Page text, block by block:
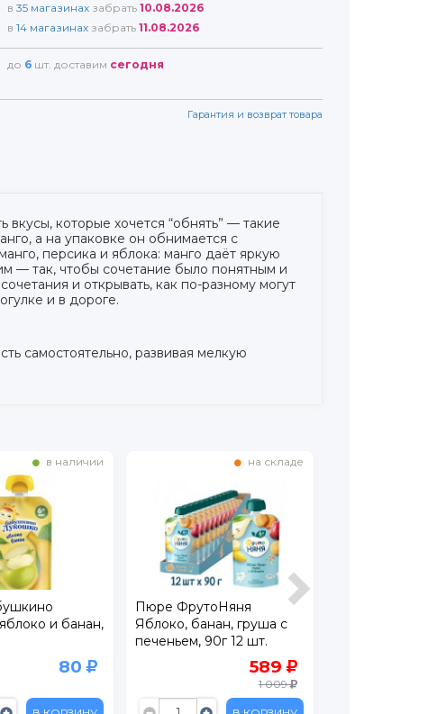
в 35 магазинах забрать 10.08.2026
в 14 магазинах забрать 11.08.2026
до 6 шт. доставим сегодня
Гарантия и возврат товара
которые хочется “обнять” — такие
а на упаковке он обнимается с
персика и яблока: манго даёт яркую
— так, чтобы сочетание было понятным и
и открывать, как по-разному могут
и в дороге.
самостоятельно, развивая мелкую
в наличии
и банан,
80
на складе
Пюре ФрутоНяня
Яблоко, банан, груша с
печеньем, 90г 12 шт.
589
1 009